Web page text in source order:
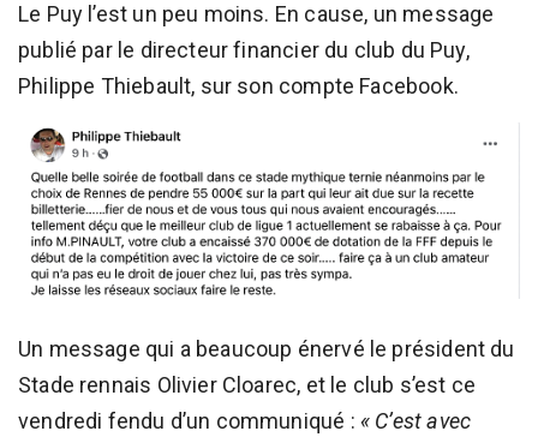
Le Puy l’est un peu moins. En cause, un message
publié par le directeur financier du club du Puy,
Philippe Thiebault, sur son compte Facebook.
Un message qui a beaucoup énervé le président du
Stade rennais Olivier Cloarec, et le club s’est ce
vendredi fendu d’un communiqué : « C’est avec